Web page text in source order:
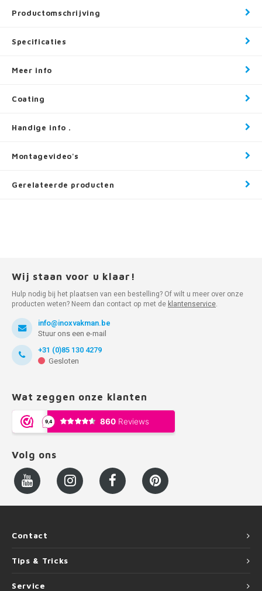
Productomschrijving
Specificaties
Meer info
Coating
Handige info .
Montagevideo's
Gerelateerde producten
Wij staan voor u klaar!
Hulp nodig bij het plaatsen van een bestelling? Of wilt u meer over onze
producten weten? Neem dan contact op met de klantenservice.
info@inoxvakman.be
Stuur ons een e-mail
+31 (0)85 130 4279
Gesloten
Wat zeggen onze klanten
Volg ons
Contact
Tips & Tricks
Service